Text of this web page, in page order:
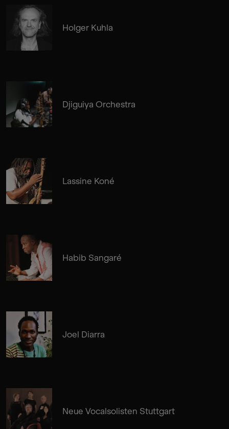
Holger Kuhla
Djiguiya Orchestra
Lassine Koné
Habib Sangaré
Joel Diarra
Neue Vocalsolisten Stuttgart